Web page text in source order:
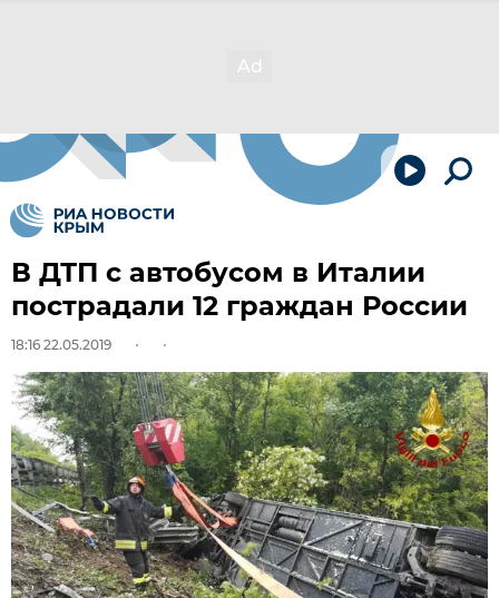
В ДТП с автобусом в Италии
пострадали 12 граждан России
18:16 22.05.2019